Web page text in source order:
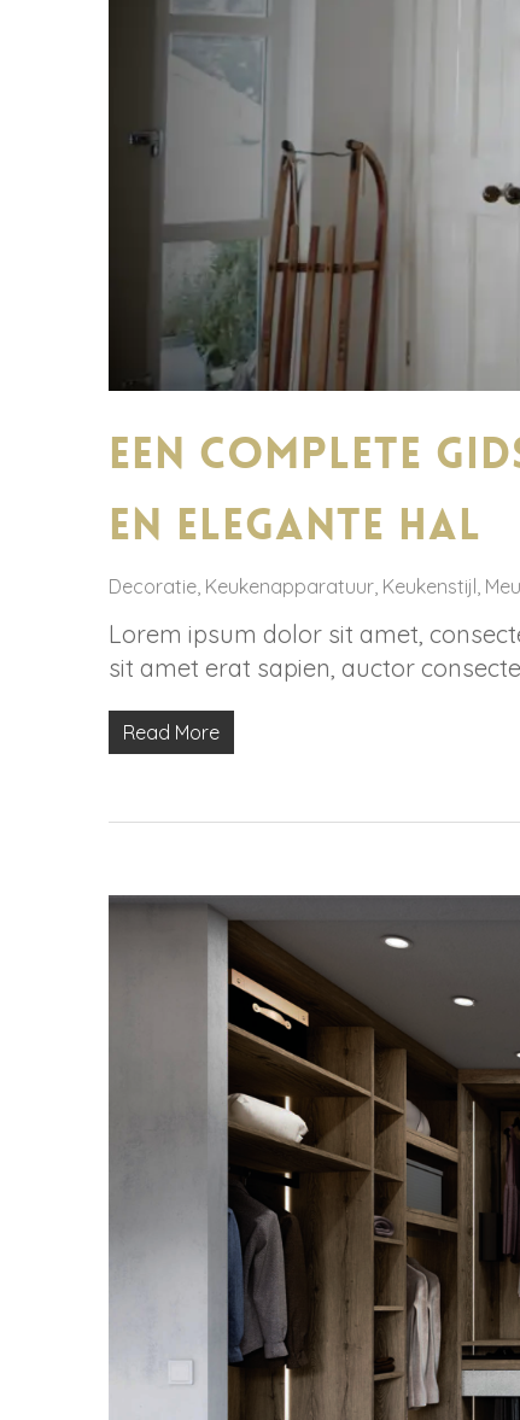
Een complete
en elegante hal
Decoratie Keukenapparatuur Keukenstijl
Lorem ipsum dolor sit amet,
sit amet erat sapien, auctor
Read More